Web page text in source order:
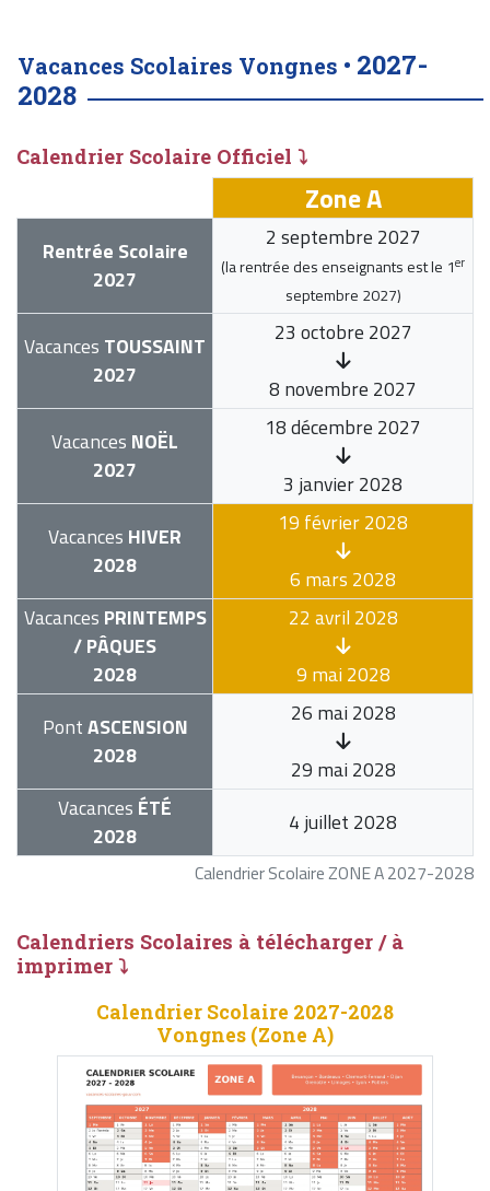
Vacances Scolaires Vongnes • 2027-
2028
Calendrier Scolaire Officiel ⤵
Calendrier Scolaire ZONE A 2027-2028
Zone A
Rentrée Scolaire
2027
2 septembre 2027
(la rentrée des enseignants est le 1er
septembre 2027)
Vacances TOUSSAINT
2027
23 octobre 2027
8 novembre 2027
Vacances NOËL
2027
18 décembre 2027
3 janvier 2028
Vacances HIVER
2028
19 février 2028
6 mars 2028
Vacances PRINTEMPS
/ PÂQUES
2028
22 avril 2028
9 mai 2028
PontASCENSION
2028
26 mai 2028
29 mai 2028
Vacances ÉTÉ
2028
4 juillet 2028
Calendriers Scolaires à télécharger / à
imprimer ⤵
Calendrier Scolaire 2027-2028
Vongnes (Zone A)